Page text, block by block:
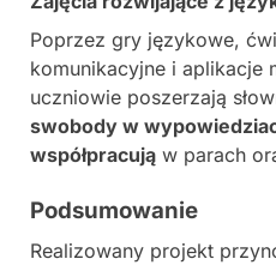
Poprzez gry językowe,
komunikacyjne i aplikacje
uczniowie poszerzają
swobody w
współpracują w parach
Podsumowanie
Realizowany projekt